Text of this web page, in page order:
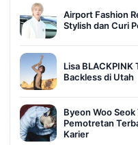
Airport Fashion
Stylish dan Curi
Lisa BLACKPINK
Backless di Utah
Byeon Woo
Pemotretan
Karier